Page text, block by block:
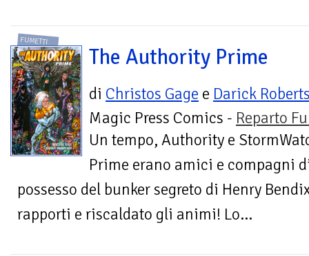
FUMETTI
The Authority Prime
di Christos Gage e Darick
Magic Press Comics - Reparto
Un tempo, Authority e
Prime erano amici e compagni
possesso del bunker segreto di Henry
rapporti e riscaldato gli animi! Lo...